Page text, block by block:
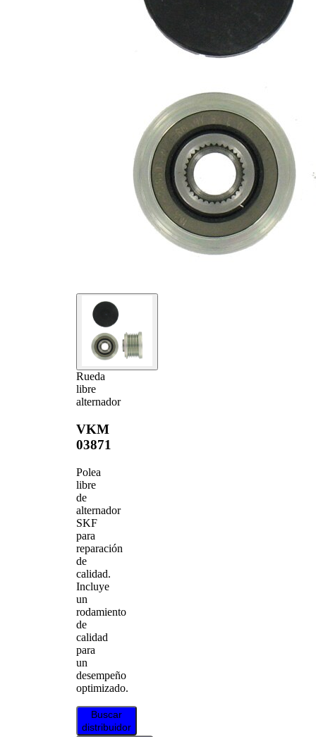
Rueda
libre
alternador
VKM
03871
Polea
libre
de
alternador
SKF
para
reparación
de
calidad.
Incluye
un
rodamiento
de
calidad
para
un
desempeño
optimizado.
Buscar
distribuidor
53,3 mm
complementaria
herramiente
especial
para
montaje
F-
230329.XX
fabricante
238005.XX